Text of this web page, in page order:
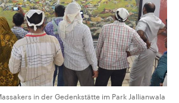
in der Gedenkstätte im Park Jallianwala